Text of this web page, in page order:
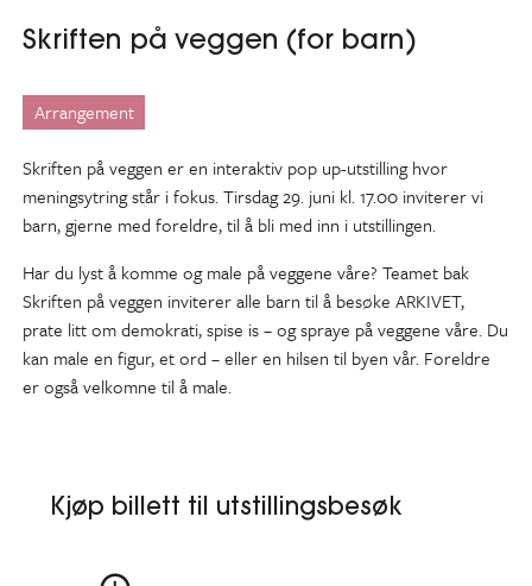
Skriften på veggen (for barn)
Arrangement
Skriften på veggen er en interaktiv pop up-utstilling hvor
meningsytring står i fokus. Tirsdag 29. juni kl. 17.00 inviterer vi
barn, gjerne med foreldre, til å bli med inn i utstillingen.
Har du lyst å komme og male på veggene våre? Teamet bak
Skriften på veggen inviterer alle barn til å besøke ARKIVET,
prate litt om demokrati, spise is – og spraye på veggene våre. Du
kan male en figur, et ord – eller en hilsen til byen vår. Foreldre
er også velkomne til å male.
Kjøp billett til utstillingsbesøk